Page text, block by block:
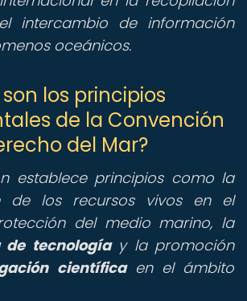
intercambio de información
oceánicos.
los principios
de la Convención
del Mar?
establece principios como la
de los recursos vivos en el
del medio marino, la
de tecnologíay la promoción
científicaen el ámbito